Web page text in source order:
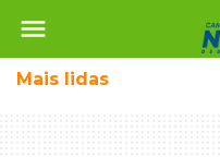
menu
Mais lidas